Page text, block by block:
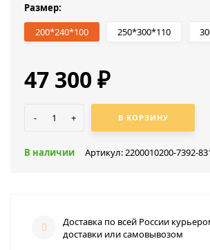
Размер:
200*240*100
250*300*110
47 300 ₽
- + В КОРЗИНУ
В наличии Артикул: 2200010200-7392-
Доставка по всей России
доставки или самовывозом